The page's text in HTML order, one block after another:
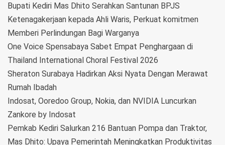
Bupati Kediri Mas Dhito Serahkan Santunan BPJS
Ketenagakerjaan kepada Ahli Waris, Perkuat komitmen
Memberi Perlindungan Bagi Warganya
One Voice Spensabaya Sabet Empat Penghargaan di
Thailand International Choral Festival 2026
Sheraton Surabaya Hadirkan Aksi Nyata Dengan Merawat
Rumah Ibadah
Indosat, Ooredoo Group, Nokia, dan NVIDIA Luncurkan
Zankore by Indosat
Pemkab Kediri Salurkan 216 Bantuan Pompa dan Traktor,
Mas Dhito: Upaya Pemerintah Meningkatkan Produktivitas